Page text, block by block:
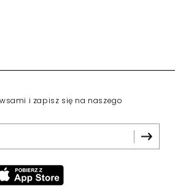
i zapisz się na naszego